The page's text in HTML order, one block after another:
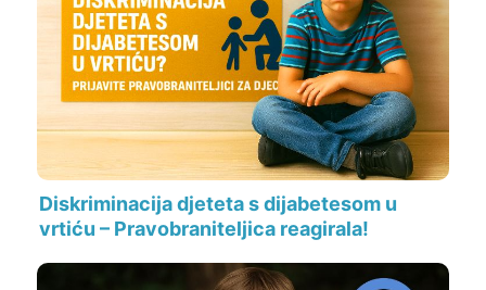
Diskriminacija djeteta s dijabetesom u
vrtiću – Pravobraniteljica reagirala!